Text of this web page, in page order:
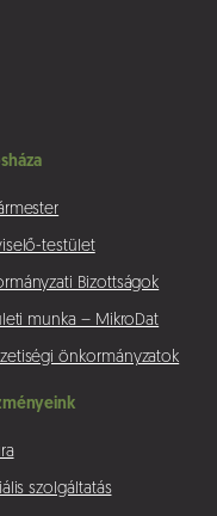
testület
Bizottságok
munka – MikroDat
önkormányzatok
szolgáltatás